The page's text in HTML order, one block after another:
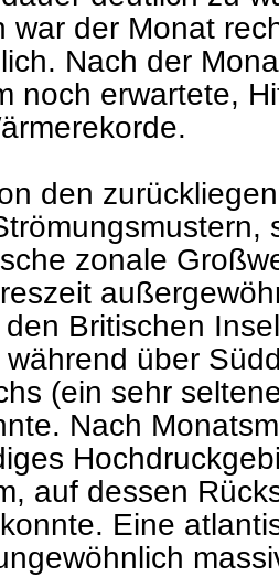
war der Monat
Nach der
noch erwartete,
den
zonale
Britischen
über
(ein sehr
Nach
auf dessen
Eine